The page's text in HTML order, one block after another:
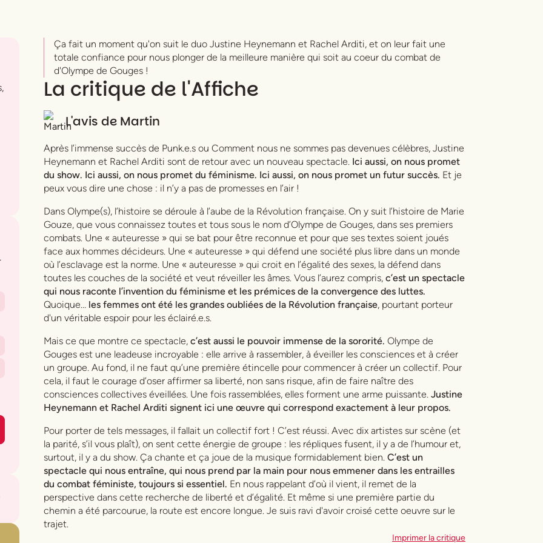
‍Ça fait un moment qu'on suit le duo Justine Heynemann et Rachel Arditi, et on leur fait une
totale confiance pour nous plonger de la meilleure manière qui soit au coeur du combat de
d'Olympe de Gouges !
La critique de l'Affiche
L'avis de Martin
Après l’immense succès de Punk.e.s ou Comment nous ne sommes pas devenues célèbres, Justine
Heynemann et Rachel Arditi sont de retour avec un nouveau spectacle. Ici aussi, on nous promet
du show. Ici aussi, on nous promet du féminisme. Ici aussi, on nous promet un futur succès. Et je
peux vous dire une chose : il n’y a pas de promesses en l’air !
Dans Olympe(s), l’histoire se déroule à l’aube de la Révolution française. On y suit l’histoire de Marie
Gouze, que vous connaissez toutes et tous sous le nom d’Olympe de Gouges, dans ses premiers
combats. Une « auteuresse » qui se bat pour être reconnue et pour que ses textes soient joués
face aux hommes décideurs. Une « auteuresse » qui défend une société plus libre dans un monde
où l’esclavage est la norme. Une « auteuresse » qui croit en l’égalité des sexes, la défend dans
toutes les couches de la société et veut réveiller les âmes. Vous l’aurez compris, c’est un spectacle
qui nous raconte l’invention du féminisme et les prémices de la convergence des luttes.
Quoique… les femmes ont été les grandes oubliées de la Révolution française, pourtant porteur
d'un véritable espoir pour les éclairé.e.s.
Mais ce que montre ce spectacle, c’est aussi le pouvoir immense de la sororité. Olympe de
Gouges est une leadeuse incroyable : elle arrive à rassembler, à éveiller les consciences et à créer
un groupe. Au fond, il ne faut qu’une première étincelle pour commencer à créer un collectif. Pour
cela, il faut le courage d’oser affirmer sa liberté, non sans risque, afin de faire naître des
consciences collectives éveillées. Une fois rassemblées, elles forment une arme puissante. Justine
Heynemann et Rachel Arditi signent ici une œuvre qui correspond exactement à leur propos.
Pour porter de tels messages, il fallait un collectif fort ! C’est réussi. Avec dix artistes sur scène (et
la parité, s’il vous plaît), on sent cette énergie de groupe : les répliques fusent, il y a de l’humour et,
surtout, il y a du show. Ça chante et ça joue de la musique formidablement bien. C’est un
spectacle qui nous entraîne, qui nous prend par la main pour nous emmener dans les entrailles
du combat féministe, toujours si essentiel. En nous rappelant d’où il vient, il remet de la
perspective dans cette recherche de liberté et d’égalité. Et même si une première partie du
chemin a été parcourue, la route est encore longue. Je suis ravi d'avoir croisé cette oeuvre sur le
trajet.
Imprimer la critique